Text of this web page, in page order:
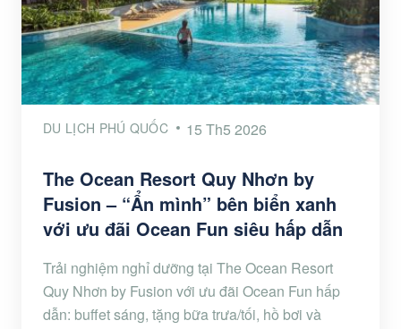
DU LỊCH PHÚ QUỐC 15 Th5 2026
The Ocean Resort Quy Nhơn by
Fusion – “Ẩn mình” bên biển xanh
với ưu đãi Ocean Fun siêu hấp dẫn
Trải nghiệm nghỉ dưỡng tại The Ocean Resort
Quy Nhơn by Fusion với ưu đãi Ocean Fun hấp
dẫn: buffet sáng, tặng bữa trưa/tối, hồ bơi và